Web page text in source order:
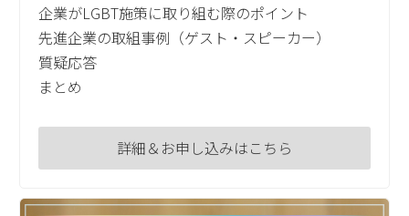
企業がLGBT施策に取り組む際のポイント
先進企業の取組事例（ゲスト・スピーカー）
質疑応答
まとめ
詳細＆お申し込みはこちら